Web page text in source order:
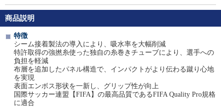
商品説明
特徴
シーム接着製法の導入により、吸水率を大幅削減
特許取得の強撚糸使った独自の糸巻きチューブにより、選手への
負担を軽減
布層を追加したパネル構造で、インパクトがより伝わる蹴り心地
を実現
表面エンボス形状を一新し、グリップ性が向上
国際サッカー連盟【FIFA】の最高品質であるFIFA Quality Pro規格
に適合